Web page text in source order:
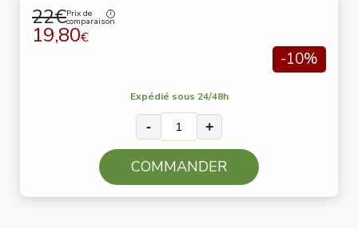
22€Prix de
comparaison
19,80€
-10%
Expédié sous 24/48h
- +
COMMANDER